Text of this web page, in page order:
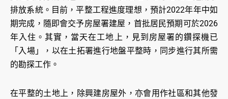
排放系統。目前，平整工程進度理想，預計2022年年中如
期完成，隨即會交予房屋署建屋，首批居民預期可於2026
年入住。其實，當天在工地上，見到房屋署的鑽探機已
「入場」，以在土拓署進行地盤平整時，同步進行其所需
的勘探工作。
在平整的土地上，除興建房屋外，亦會用作社區和其他發